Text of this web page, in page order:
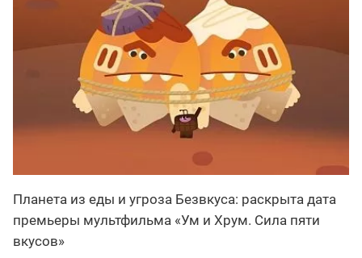
Планета из еды и угроза Безвкуса: раскрыта дата
премьеры мультфильма «Ум и Хрум. Сила пяти
вкусов»